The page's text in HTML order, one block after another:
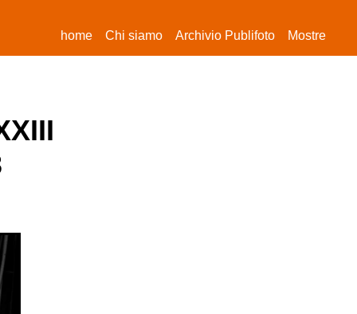
home(current)
Chi siamo Archivio Publifoto Mostre